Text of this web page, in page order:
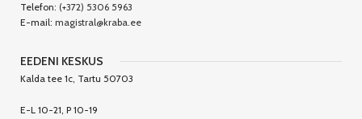
Telefon: (+372) 5306 5963
E-mail: magistral@kraba.ee
EEDENI KESKUS
Kalda tee 1c, Tartu 50703
E-L 10-21, P 10-19